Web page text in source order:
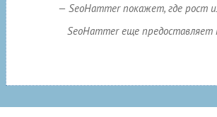
— SeoHammer покажет, где рост
SeoHammer еще